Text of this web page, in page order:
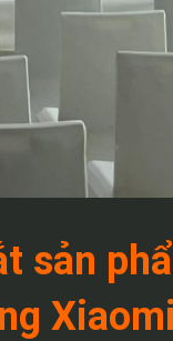
sản
Xiaomi